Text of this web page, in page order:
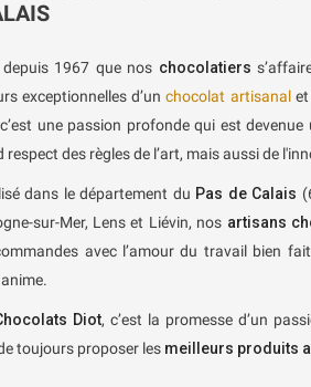
depuis 1967 que nos chocolatiers
exceptionnelles d’unchocolat artisanalet
une passion profonde qui est
respect des règles de l’art, mais aussi de
dans le département du Pas de Calais
sur-Mer, Lens et Liévin, nos artisans
avec l’amour du travail bien
Diot, c’est la promesse d’un
toujours proposer les meilleurs produits